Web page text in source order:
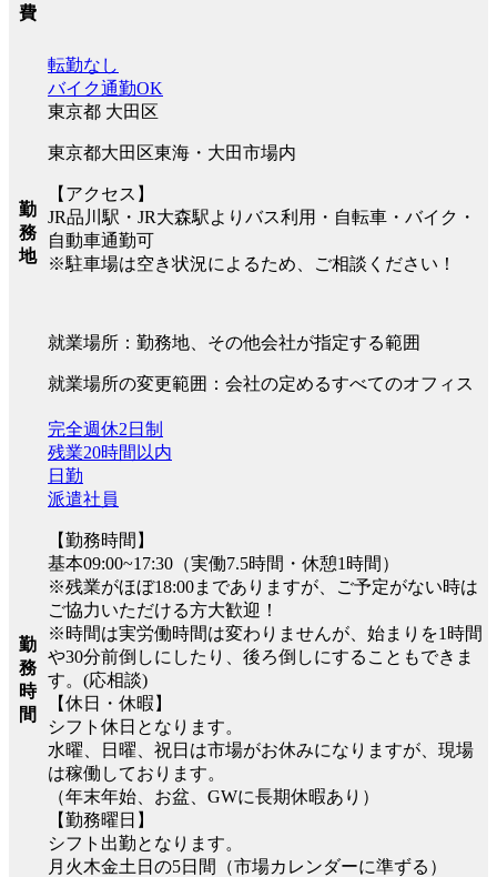
費
勤
務
地
転勤なし
バイク通勤OK
東京都 大田区
東京都大田区東海・大田市場内
【アクセス】
JR品川駅・JR大森駅よりバス利用・自転車・バイク・
自動車通勤可
※駐車場は空き状況によるため、ご相談ください！
就業場所：勤務地、その他会社が指定する範囲
就業場所の変更範囲：会社の定めるすべてのオフィス
勤
務
時
間
完全週休2日制
残業20時間以内
日勤
派遣社員
【勤務時間】
基本09:00~17:30（実働7.5時間・休憩1時間）
※残業がほぼ18:00までありますが、ご予定がない時は
ご協力いただける方大歓迎！
※時間は実労働時間は変わりませんが、始まりを1時間
や30分前倒しにしたり、後ろ倒しにすることもできま
す。(応相談)
【休日・休暇】
シフト休日となります。
水曜、日曜、祝日は市場がお休みになりますが、現場
は稼働しております。
（年末年始、お盆、GWに長期休暇あり）
【勤務曜日】
シフト出勤となります。
月火木金土日の5日間（市場カレンダーに準ずる）